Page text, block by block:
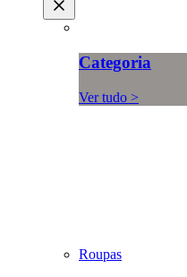
Categoria
Ver tudo >
Roupas